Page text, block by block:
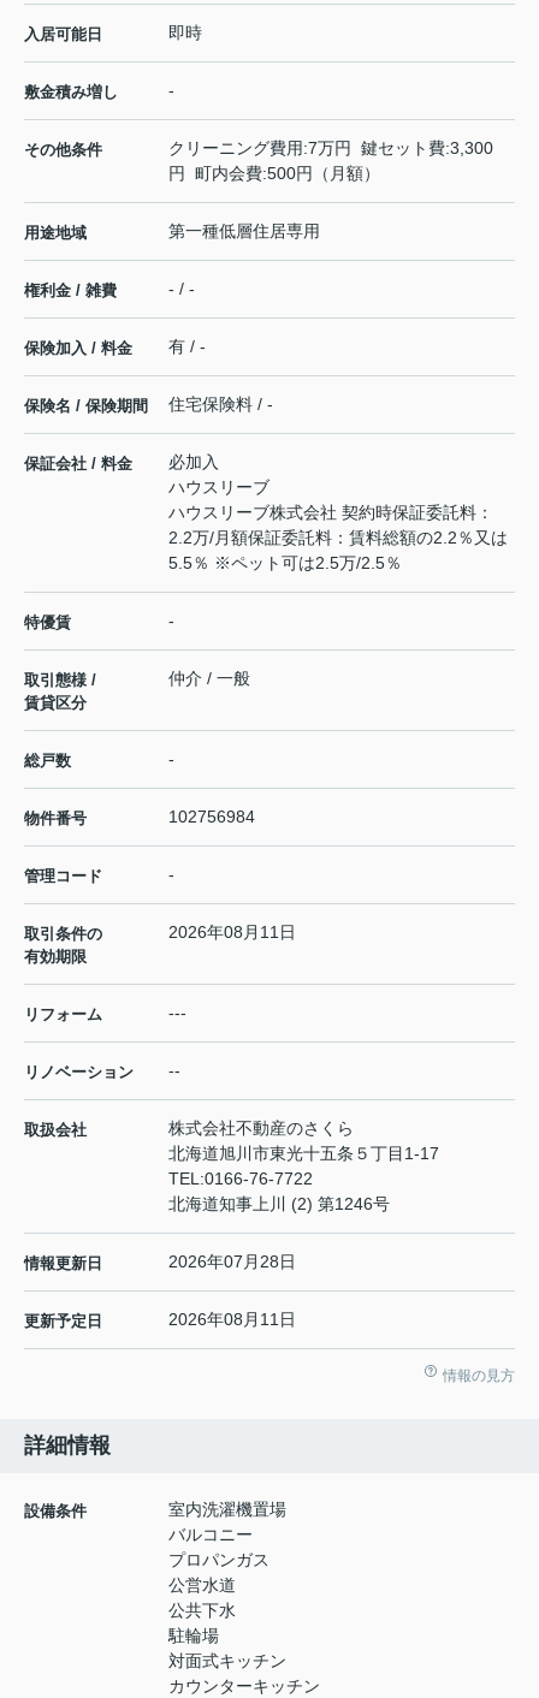
入居可能日 即時
敷金積み増し -
その他条件
クリーニング費用:7万円 鍵セット費:3,300
円 町内会費:500円（月額）
用途地域 第一種低層住居専用
権利金 / 雑費 - / -
保険加入 / 料金 有 / -
保険名 / 保険期間 住宅保険料 / -
保証会社 / 料金
必加入
ハウスリーブ
ハウスリーブ株式会社 契約時保証委託料：
2.2万/月額保証委託料：賃料総額の2.2％又は
5.5％ ※ペット可は2.5万/2.5％
特優賃 -
取引態様 /
賃貸区分
仲介 / 一般
総戸数 -
物件番号 102756984
管理コード -
取引条件の
有効期限
2026年08月11日
リフォーム ---
リノベーション --
取扱会社
株式会社不動産のさくら
北海道旭川市東光十五条５丁目1-17
TEL:0166-76-7722
北海道知事上川 (2) 第1246号
情報更新日 2026年07月28日
更新予定日 2026年08月11日
情報の見方
詳細情報
設備条件
室内洗濯機置場
バルコニー
プロパンガス
公営水道
公共下水
駐輪場
対面式キッチン
カウンターキッチン